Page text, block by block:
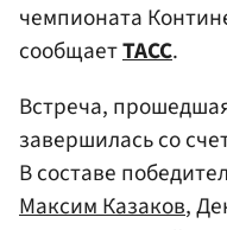
чемпионата
сообщаетТАСС.
Встреча,
завершилась со
В составе
Максим Казаков,